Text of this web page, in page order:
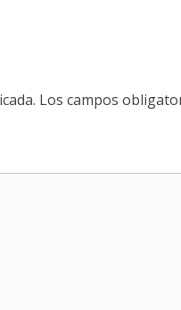
Los campos